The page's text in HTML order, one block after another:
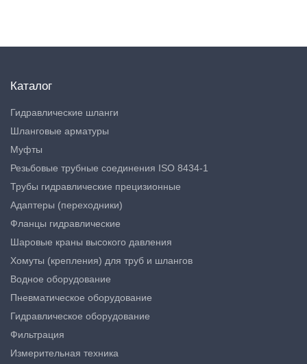
Каталог
Гидравлические шланги
Шланговые арматуры
Муфты
Резьбовые трубные соединения ISO 8434-1
Трубы гидравлические прецизионные
Адаптеры (переходники)
Фланцы гидравлические
Шаровые краны высокого давления
Хомуты (крепления) для труб и шлангов
Водное оборудование
Пневматическое оборудование
Гидравлическое оборудование
Фильтрация
Измерительная техника